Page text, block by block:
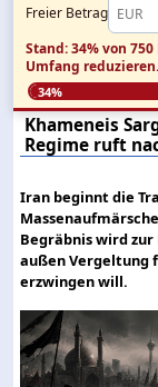
Freier Betrag
Stand: 34% von 750
Umfang
34%
Khameneis
Regime ruft
Iran beginnt die
Begräbnis wird
außen Vergeltung
erzwingen will.